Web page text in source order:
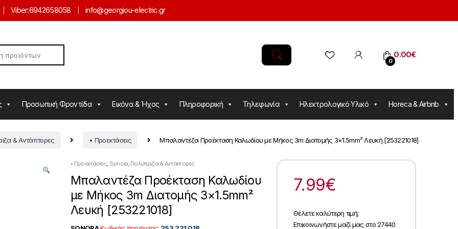
Viber:6942658058 info@georgiou-electric.gr
0
0.00€
Προσωπική Φροντίδα Εικόνα & Ήχος Πληροφορική Τηλεφωνία Ηλεκτρολογικό Υλικό Horeca & Airbnb
& Αντάπτορες • Προεκτάσεις Μπαλαντέζα Προέκταση Καλωδίου με Μήκος 3m Διατομής 3×1.5mm² Λευκή [253221018]
• Προεκτάσεις Sonora Πολύπριζα & Αντάπτορες
Μπαλαντέζα Προέκταση Καλωδίου
με Μήκος 3m Διατομής 3×1.5mm²
Λευκή [253221018]
7.99€
Θέλετε καλύτερη τιμή;
Επικοινωνήστε μαζί μας στο 27440